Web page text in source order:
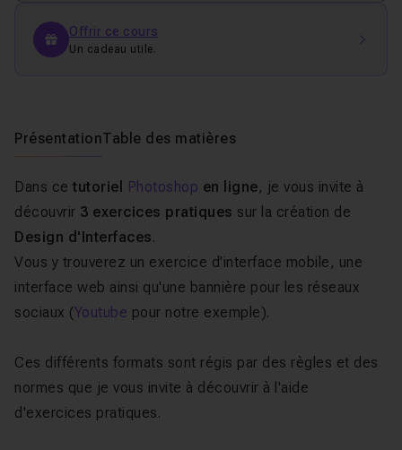
Offrir ce cours
Un cadeau utile.
PrésentationTable des matières
Dans ce tutoriel Photoshop en ligne, je vous invite à
découvrir 3 exercices pratiques sur la création de
Design d'Interfaces.
Vous y trouverez un exercice d'interface mobile, une
interface web ainsi qu'une bannière pour les réseaux
sociaux (Youtube pour notre exemple).
Ces différents formats sont régis par des règles et des
normes que je vous invite à découvrir à l'aide
d'exercices pratiques.